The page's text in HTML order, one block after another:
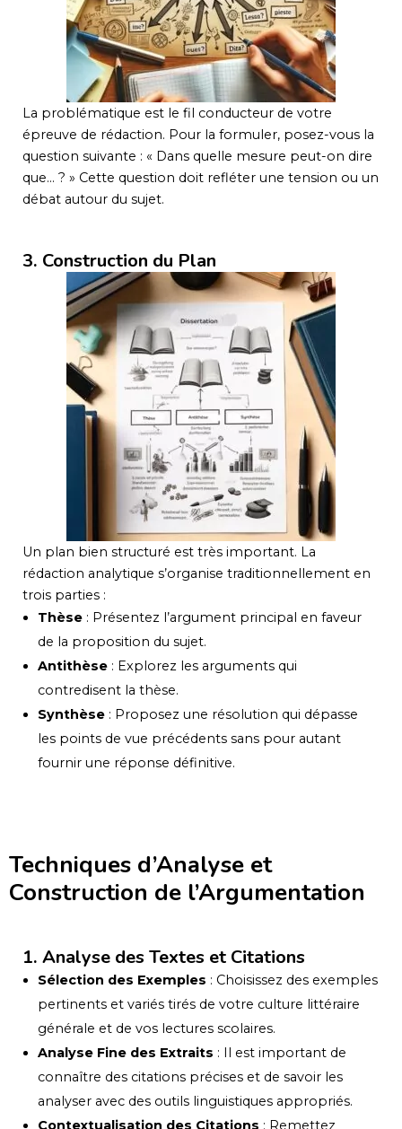
La problématique est le fil conducteur de votre
épreuve de rédaction. Pour la formuler, posez-vous la
question suivante : « Dans quelle mesure peut-on dire
que… ? » Cette question doit refléter une tension ou un
débat autour du sujet.
3. Construction du Plan
Un plan bien structuré est très important. La
rédaction analytique s’organise traditionnellement en
trois parties :
Thèse : Présentez l’argument principal en faveur
de la proposition du sujet.
Antithèse : Explorez les arguments qui
contredisent la thèse.
Synthèse : Proposez une résolution qui dépasse
les points de vue précédents sans pour autant
fournir une réponse définitive.
Techniques d’Analyse et
Construction de l’Argumentation
1. Analyse des Textes et Citations
Sélection des Exemples : Choisissez des exemples
pertinents et variés tirés de votre culture littéraire
générale et de vos lectures scolaires.
Analyse Fine des Extraits : Il est important de
connaître des citations précises et de savoir les
analyser avec des outils linguistiques appropriés.
Contextualisation des Citations : Remettez